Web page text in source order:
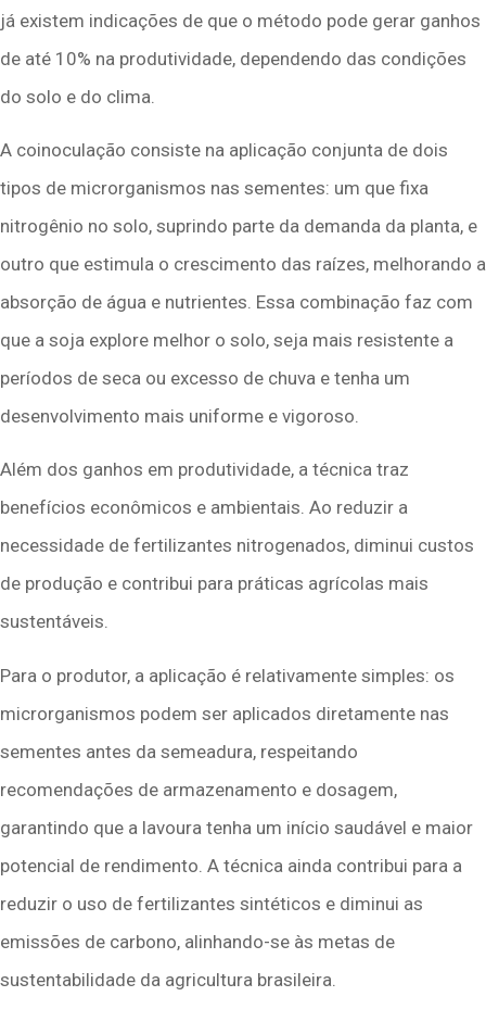
já existem indicações de que o método pode gerar ganhos
de até 10% na produtividade, dependendo das condições
do solo e do clima.
A coinoculação consiste na aplicação conjunta de dois
tipos de microrganismos nas sementes: um que fixa
nitrogênio no solo, suprindo parte da demanda da planta, e
outro que estimula o crescimento das raízes, melhorando a
absorção de água e nutrientes. Essa combinação faz com
que a soja explore melhor o solo, seja mais resistente a
períodos de seca ou excesso de chuva e tenha um
desenvolvimento mais uniforme e vigoroso.
Além dos ganhos em produtividade, a técnica traz
benefícios econômicos e ambientais. Ao reduzir a
necessidade de fertilizantes nitrogenados, diminui custos
de produção e contribui para práticas agrícolas mais
sustentáveis.
Para o produtor, a aplicação é relativamente simples: os
microrganismos podem ser aplicados diretamente nas
sementes antes da semeadura, respeitando
recomendações de armazenamento e dosagem,
garantindo que a lavoura tenha um início saudável e maior
potencial de rendimento. A técnica ainda contribui para a
reduzir o uso de fertilizantes sintéticos e diminui as
emissões de carbono, alinhando-se às metas de
sustentabilidade da agricultura brasileira.